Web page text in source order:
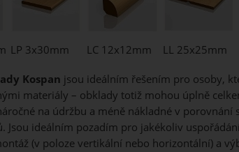
LP 3x30mm LC 12x12mm
LL 25x25mm
Kospan jsou ideálním řešením pro osoby,
materiály – obklady totiž mohou úplně
na údržbu a méně nákladné v
Jsou ideálním pozadím pro jakékoliv
(v poloze vertikální nebo horizontální) a